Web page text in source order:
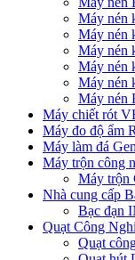
Máy nén
Máy nén
Máy nén
Máy nén
Máy nén
Máy nén
Máy chiết rót
Máy đo độ ẩm
Máy làm đá
Máy trộn công
Máy trộn
Nhà cung cấp
Bạc đạn
Quạt Công
Quạt